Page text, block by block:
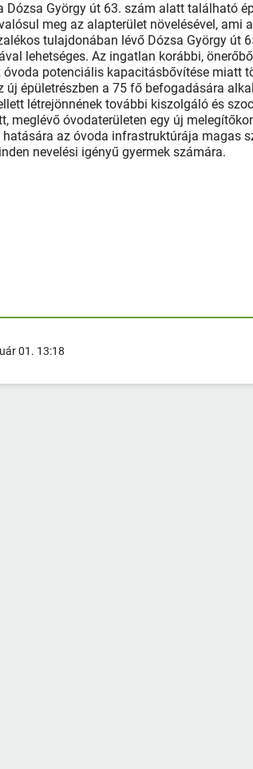
Dózsa György út 63. szám alatt található
meg az alapterület növelésével, ami
tulajdonában lévő Dózsa György út
lehetséges. Az ingatlan korábbi,
óvoda potenciális kapacitásbővítése miatt
új épületrészben a 75 fő befogadására
létrejönnének további kiszolgáló és
meglévő óvodaterületen egy új
hatására az óvoda infrastruktúrája magas
nevelési igényű gyermek számára.
01. 13:18